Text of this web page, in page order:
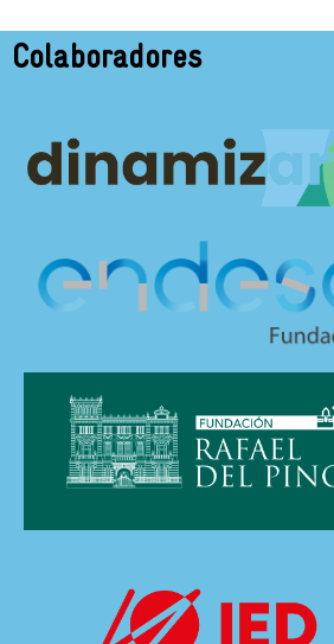
Colaboradores